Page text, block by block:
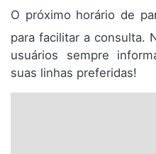
O próximo horário de
para facilitar a consulta.
usuários sempre
suas linhas preferidas!